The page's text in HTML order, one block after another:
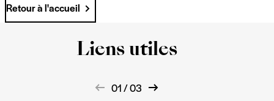
Retour à l'accueil
Liens utiles
01 / 03